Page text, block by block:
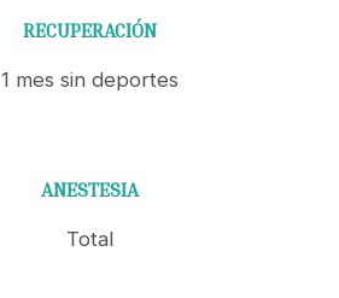
RECUPERACIÓN
1 mes sin deportes
ANESTESIA
Total